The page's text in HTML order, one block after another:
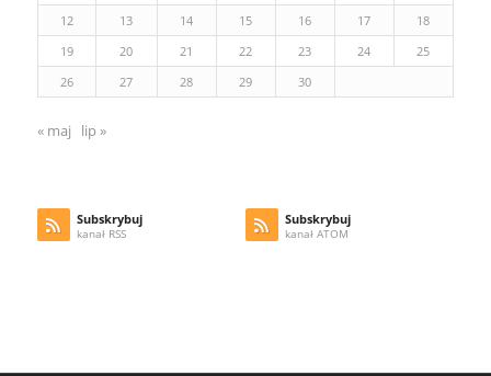
12
13 14 15 16 17
18
19
20 21 22 23 24
25
26
27 28 29 30
« maj lip »
Subskrybuj
kanał RSS
Subskrybuj
kanał ATOM